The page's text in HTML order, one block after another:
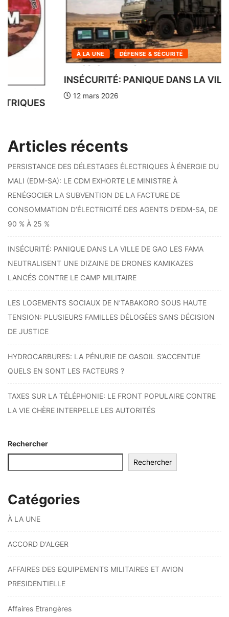
À LA UNE INFOS DU SOIR DE BAMAKO
LES LOGEMENTS SOCIAUX DE N’TABAKORO
SOUS HAUTE...
12 mars 2026
Articles récents
PERSISTANCE DES DÉLESTAGES ÉLECTRIQUES À ÉNERGIE DU
MALI (EDM-SA): LE CDM EXHORTE LE MINISTRE À
RENÉGOCIER LA SUBVENTION DE LA FACTURE DE
CONSOMMATION D’ÉLECTRICITÉ DES AGENTS D’EDM-SA, DE
90 % À 25 %
INSÉCURITÉ: PANIQUE DANS LA VILLE DE GAO LES FAMA
NEUTRALISENT UNE DIZAINE DE DRONES KAMIKAZES
LANCÉS CONTRE LE CAMP MILITAIRE
LES LOGEMENTS SOCIAUX DE N’TABAKORO SOUS HAUTE
TENSION: PLUSIEURS FAMILLES DÉLOGÉES SANS DÉCISION
DE JUSTICE
HYDROCARBURES: LA PÉNURIE DE GASOIL S’ACCENTUE
QUELS EN SONT LES FACTEURS ?
TAXES SUR LA TÉLÉPHONIE: LE FRONT POPULAIRE CONTRE
LA VIE CHÈRE INTERPELLE LES AUTORITÉS
Rechercher
Rechercher
Catégories
À LA UNE
ACCORD D'ALGER
AFFAIRES DES EQUIPEMENTS MILITAIRES ET AVION
PRESIDENTIELLE
Affaires Etrangères